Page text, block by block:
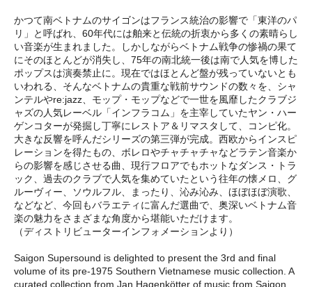
かつて南ベトナムのサイゴンはフランス統治の影響で「東洋のパ
リ」と呼ばれ、60年代には舶来と伝統の折衷から多くの素晴らし
い音楽が生まれました。しかしながらベトナム戦争の惨禍の果て
にそのほとんどが消失し、75年の南北統一後は南で人気を博した
ポップスは演奏禁止に。現在ではほとんど盤が残っていないとも
いわれる、そんなベトナムの貴重な戦前サウンドの数々を、シャ
ンテルやre:jazz、モップ・モップなどで一世を風靡したクラブジ
ャズの人気レーベル「インフラコム」を主宰していたヤン・ハー
ゲンコターが発掘し丁寧にレストア＆リマスタして、コンピ化。
大きな反響を呼んだシリーズの第三弾が完成。西欧からインスピ
レーションを得たもの、ボレロやチャチャチャなどラテン音楽か
らの影響を感じさせる曲、現行フロアでもホットなダンス・トラ
ック、過去のクラブで人気を集めていたという往年の懐メロ、グ
ルーヴィー、ソウルフル、まったり、沁み沁み、ほぼほぼ演歌、
などなど、今回もバラエティに富んだ選曲で、奥深いベトナム音
楽の魅力をさまざまな角度から堪能いただけます。
（ディストリビューターインフォメーションより）
Saigon Supersound is delighted to present the 3rd and final
volume of its pre-1975 Southern Vietnamese music collection. A
curated collection from Jan Hagenkötter of music from Saigon